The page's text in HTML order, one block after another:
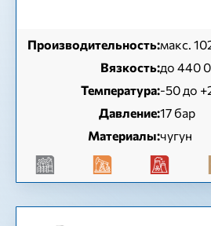
Производительность:макс.
Вязкость:до 440
Температура:-50 до
Давление:17 бар
Материалы:чугун